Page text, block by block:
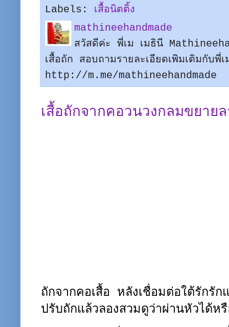
Labels: เสื้อนิตติ้ง
mathineehandmade
สวัสดีค่ะ พี่เม เมธินี
เสื้อถัก สอบถามรายละเอียดเพิมเติมกับ
http://m.me/mathineehandmade
เสื้อถักจากคอวนวงกลมขยาย
ถักจากคอเสื้อ หลังเชื่อมต่อใต้รักรัก
ปรับถักแล้วลองสวมดูว่าผ่านหัวได้ห